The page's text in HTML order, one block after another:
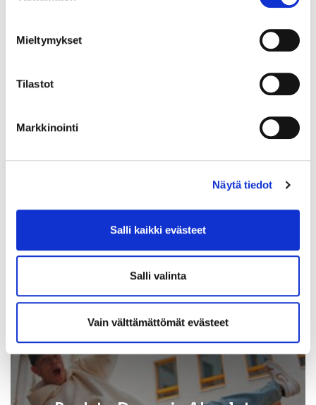
Mieltymykset
Tilastot
Markkinointi
Näytä tiedot
Salli kaikki evästeet
Salli valinta
Vain välttämättömät evästeet
28.7.2026